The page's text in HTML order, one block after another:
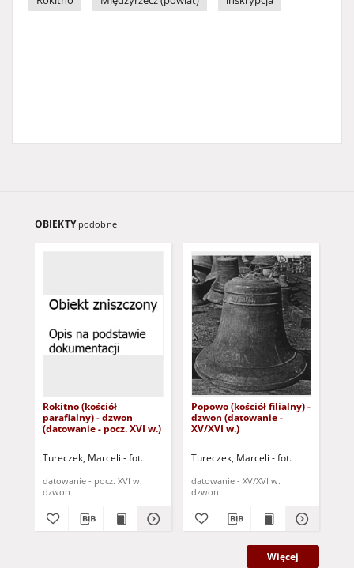
OBIEKTY podobne
Rokitno (kościół
parafialny) - dzwon
(datowanie - pocz. XVI w.)
Tureczek, Marceli - fot.
datowanie - pocz. XVI w.
dzwon
Popowo (kościół filialny) -
dzwon (datowanie -
XV/XVI w.)
Tureczek, Marceli - fot.
datowanie - XV/XVI w.
dzwon
Więcej